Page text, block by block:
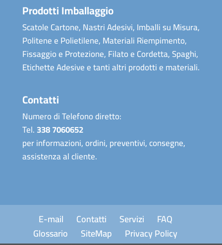
Prodotti Imballaggio
Scatole Cartone, Nastri Adesivi, Imballi su Misura,
Politene e Polietilene, Materiali Riempimento,
Fissaggio e Protezione, Filato e Cordetta, Spaghi,
Etichette Adesive e tanti altri prodotti e materiali.
Contatti
Numero di Telefono diretto:
Tel.338 7060652
per informazioni, ordini, preventivi, consegne,
assistenza al cliente.
E-mail Contatti Servizi
FAQ
Glossario
SiteMap
Privacy Policy